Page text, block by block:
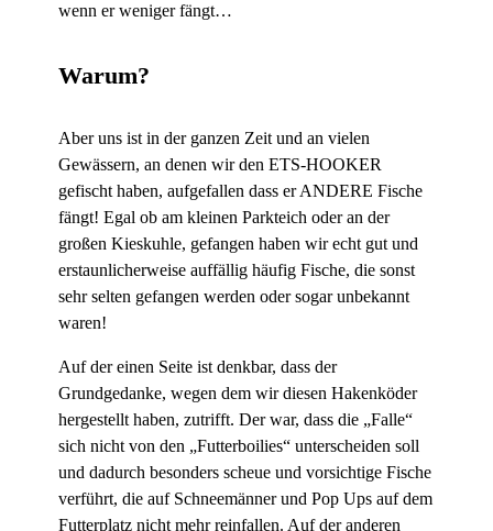
wenn er weniger fängt…
Warum?
Aber uns ist in der ganzen Zeit und an vielen
Gewässern, an denen wir den ETS-HOOKER
gefischt haben, aufgefallen dass er ANDERE Fische
fängt! Egal ob am kleinen Parkteich oder an der
großen Kieskuhle, gefangen haben wir echt gut und
erstaunlicherweise auffällig häufig Fische, die sonst
sehr selten gefangen werden oder sogar unbekannt
waren!
Auf der einen Seite ist denkbar, dass der
Grundgedanke, wegen dem wir diesen Hakenköder
hergestellt haben, zutrifft. Der war, dass die „Falle“
sich nicht von den „Futterboilies“ unterscheiden soll
und dadurch besonders scheue und vorsichtige Fische
verführt, die auf Schneemänner und Pop Ups auf dem
Futterplatz nicht mehr reinfallen. Auf der anderen